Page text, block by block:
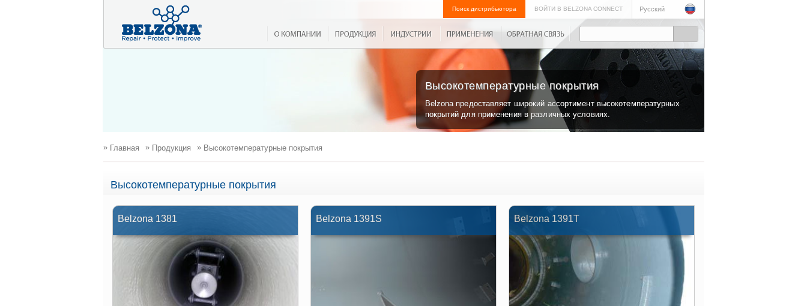
Русский
ВОЙТИ В BELZONA CONNECT
Поиск дистрибьютора
Высокотемпературные покрытия
Belzona предоставляет широкий ассортимент высокотемпературных
покрытий для применения в различных условиях.
»Главная »Продукция »Высокотемпературные покрытия
Высокотемпературные покрытия
Belzona 1381 Belzona 1391S Belzona 1391T